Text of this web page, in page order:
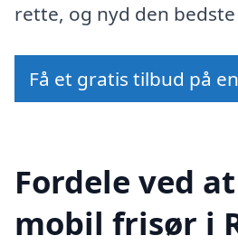
rette, og nyd den
Få et gratis tilbud på
Fordele ved
mobil frisør i